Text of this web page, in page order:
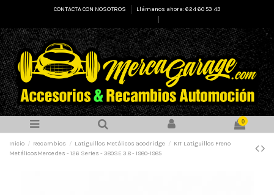
CONTACTA CON NOSOTROS
Llámanos ahora: 624 60 53 43
0
Inicio Recambios Latiguillos Metálicos Goodridge
KIT Latiguillos Freno
MetálicosMercedes - 126 Series - 380SE 3.8 - 1980-1985